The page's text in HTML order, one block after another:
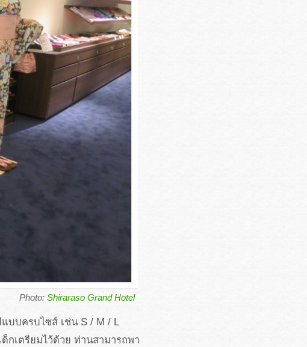
Photo: Shiraraso Grand Hotel
บบครบไซส์ เช่น S / M / L
กเตรียมไว้ด้วย ท่านสามารถพา